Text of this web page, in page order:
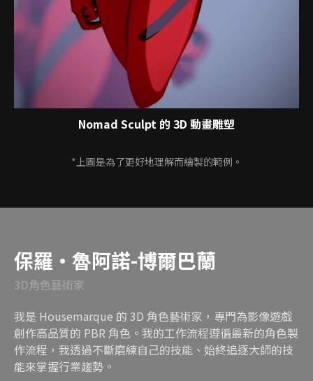
Nomad Sculpt 的 3D 動畫雕塑
*上圖是為了更好地理解而繪製的範例。
3D角色藝術家
保羅·魯阿諾-博爾巴蘭
我是 Housemarque 的 3D 角色藝術家，專門為影像遊戲
創作高品質的 PBR 角色。我的工作流程遵循最新的角色製
作流程，我透過不斷磨練自己的技能、始終追逐大師的技
能來掌握行業趨勢。